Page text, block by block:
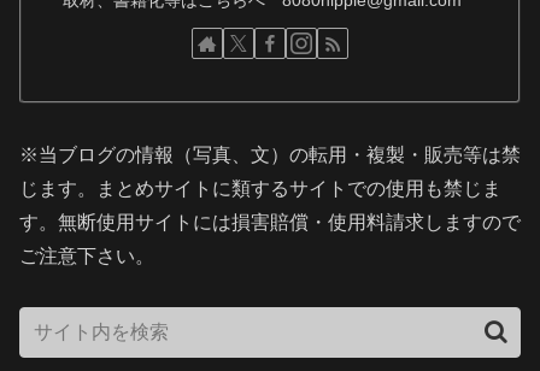
※当ブログの情報（写真、文）の転用・複製・販売等は禁
じます。まとめサイトに類するサイトでの使用も禁じま
す。無断使用サイトには損害賠償・使用料請求しますので
ご注意下さい。